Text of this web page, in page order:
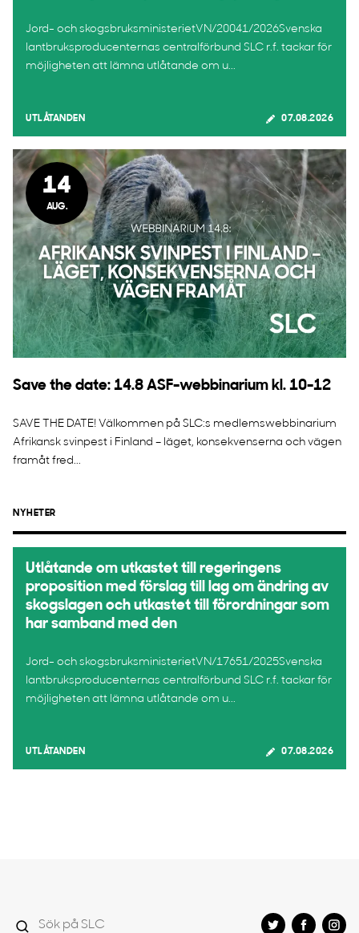
Jord- och skogsbruksministerietVN/20041/2026Svenska
lantbruksproducenternas centralförbund SLC r.f. tackar för
möjligheten att lämna utlåtande om u...
UTLÅTANDEN 07.08.2026
14
AUG.
Save the date: 14.8 ASF-webbinarium kl. 10-12
SAVE THE DATE! Välkommen på SLC:s medlemswebbinarium
Afrikansk svinpest i Finland – läget, konsekvenserna och vägen
framåt fred...
NYHETER
Utlåtande om utkastet till regeringens
proposition med förslag till lag om ändring av
skogslagen och utkastet till förordningar som
har samband med den
Jord- och skogsbruksministerietVN/17651/2025Svenska
lantbruksproducenternas centralförbund SLC r.f. tackar för
möjligheten att lämna utlåtande om u...
UTLÅTANDEN 07.08.2026